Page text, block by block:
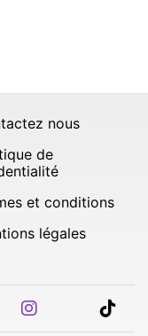
nous
de
et conditions
légales
instagram